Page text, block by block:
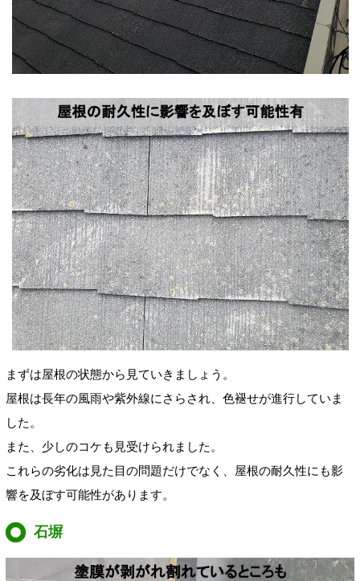
まずは屋根の状態から見ていきましょう。
屋根は長年の風雨や紫外線にさらされ、色褪せが進行していま
した。
また、少しのコケも見受けられました。
これらの劣化は見た目の問題だけでなく、屋根の耐久性にも影
響を及ぼす可能性があります。
石塀